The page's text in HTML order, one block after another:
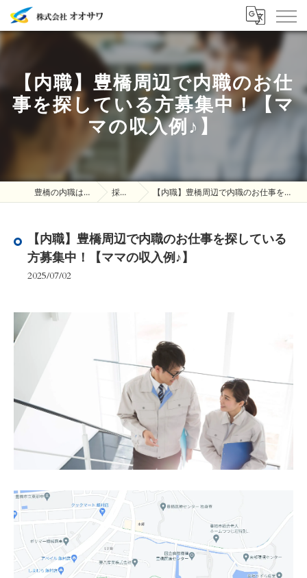
【内職】豊橋周辺で内職のお仕
事を探している方募集中！【マ
マの収入例♪】
豊橋の内職は株式会社オオサワ 採用ブログ 【内職】豊橋周辺で内職のお仕事を探している方募集中！【ママの収入例♪】
【内職】豊橋周辺で内職のお仕事を探している
方募集中！【ママの収入例♪】
2025/07/02